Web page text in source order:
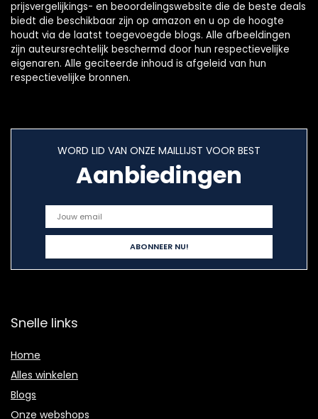
prijsvergelijkings- en beoordelingswebsite die de beste deals
biedt die beschikbaar zijn op amazon en u op de hoogte
houdt via de laatst toegevoegde blogs. Alle afbeeldingen
zijn auteursrechtelijk beschermd door hun respectievelijke
eigenaren. Alle geciteerde inhoud is afgeleid van hun
respectievelijke bronnen.
WORD LID VAN ONZE MAILLIJST VOOR BEST
Aanbiedingen
Snelle links
Home
Alles winkelen
Blogs
Onze webshops